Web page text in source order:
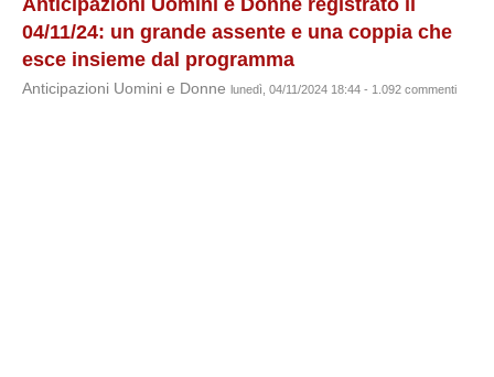
Anticipazioni Uomini e Donne registrato il
04/11/24: un grande assente e una coppia che
esce insieme dal programma
Anticipazioni Uomini e Donne lunedì, 04/11/2024 18:44 - 1.092 commenti